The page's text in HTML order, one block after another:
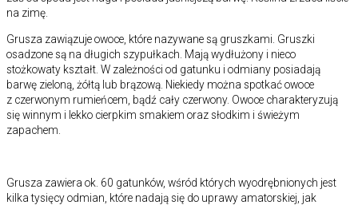
na zimę.
Grusza zawiązuje owoce, które nazywane są gruszkami. Gruszki
osadzone są na długich szypułkach. Mają wydłużony i nieco
stożkowaty kształt. W zależności od gatunku i odmiany posiadają
barwę zieloną, żółtą lub brązową. Niekiedy można spotkać owoce
z czerwonym rumieńcem, bądź cały czerwony. Owoce charakteryzują
się winnym i lekko cierpkim smakiem oraz słodkim i świeżym
zapachem.
Grusza zawiera ok. 60 gatunków, wśród których wyodrębnionych jest
kilka tysięcy odmian, które nadają się do uprawy amatorskiej, jak